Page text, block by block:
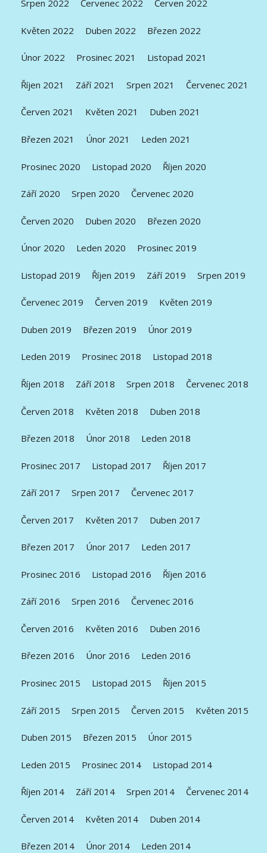
Srpen 2022 Červenec 2022 Červen 2022
Květen 2022 Duben 2022 Březen 2022
Únor 2022 Prosinec 2021 Listopad 2021
Říjen 2021 Září 2021 Srpen 2021 Červenec 2021
Červen 2021 Květen 2021 Duben 2021
Březen 2021 Únor 2021 Leden 2021
Prosinec 2020 Listopad 2020 Říjen 2020
Září 2020 Srpen 2020 Červenec 2020
Červen 2020 Duben 2020 Březen 2020
Únor 2020 Leden 2020 Prosinec 2019
Listopad 2019 Říjen 2019 Září 2019 Srpen 2019
Červenec 2019 Červen 2019 Květen 2019
Duben 2019 Březen 2019 Únor 2019
Leden 2019 Prosinec 2018 Listopad 2018
Říjen 2018 Září 2018 Srpen 2018 Červenec 2018
Červen 2018 Květen 2018 Duben 2018
Březen 2018 Únor 2018 Leden 2018
Prosinec 2017 Listopad 2017 Říjen 2017
Září 2017 Srpen 2017 Červenec 2017
Červen 2017 Květen 2017 Duben 2017
Březen 2017 Únor 2017 Leden 2017
Prosinec 2016 Listopad 2016 Říjen 2016
Září 2016 Srpen 2016 Červenec 2016
Červen 2016 Květen 2016 Duben 2016
Březen 2016 Únor 2016 Leden 2016
Prosinec 2015 Listopad 2015 Říjen 2015
Září 2015 Srpen 2015 Červen 2015 Květen 2015
Duben 2015 Březen 2015 Únor 2015
Leden 2015 Prosinec 2014 Listopad 2014
Říjen 2014 Září 2014 Srpen 2014 Červenec 2014
Červen 2014 Květen 2014 Duben 2014
Březen 2014 Únor 2014 Leden 2014